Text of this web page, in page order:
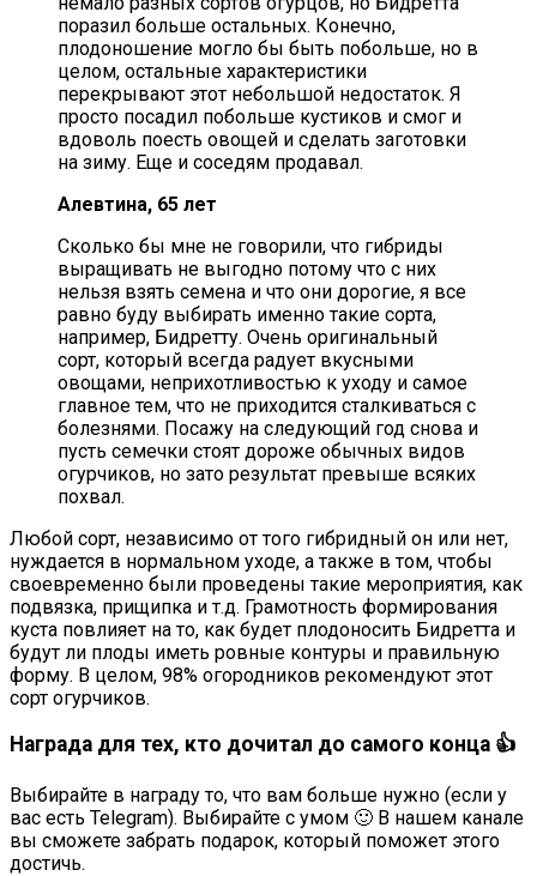
поразил больше остальных. Конечно,
плодоношение могло бы быть побольше, но в
целом, остальные характеристики
перекрывают этот небольшой недостаток. Я
просто посадил побольше кустиков и смог и
вдоволь поесть овощей и сделать заготовки
на зиму. Еще и соседям продавал.
Алевтина, 65 лет
Сколько бы мне не говорили, что гибриды
выращивать не выгодно потому что с них
нельзя взять семена и что они дорогие, я все
равно буду выбирать именно такие сорта,
например, Бидретту. Очень оригинальный
сорт, который всегда радует вкусными
овощами, неприхотливостью к уходу и самое
главное тем, что не приходится сталкиваться с
болезнями. Посажу на следующий год снова и
пусть семечки стоят дороже обычных видов
огурчиков, но зато результат превыше всяких
похвал.
Любой сорт, независимо от того гибридный он или нет,
нуждается в нормальном уходе, а также в том, чтобы
своевременно были проведены такие мероприятия, как
подвязка, прищипка и т.д. Грамотность формирования
куста повлияет на то, как будет плодоносить Бидретта и
будут ли плоды иметь ровные контуры и правильную
форму. В целом, 98% огородников рекомендуют этот
сорт огурчиков.
Награда для тех, кто дочитал до самого конца 👍
Выбирайте в награду то, что вам больше нужно (если у
вас есть Telegram). Выбирайте с умом 🙂 В нашем канале
вы сможете забрать подарок, который поможет этого
достичь.